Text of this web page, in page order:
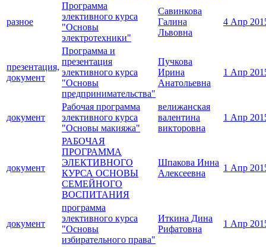
разное
Программа
элективного курса
"Основы
электротехники"
Савинкова
Галина
Львовна
4 Апр
презентация,
документ
Программа и
презентация
элективного курса
"Основы
предпринимательства"
Пучкова
Ирина
Анатольевна
1 Апр
документ
Рабочая программа
элективного курса
"Основы макияжа"
велижанская
валентина
викторовна
1 Апр
документ
РАБОЧАЯ
ПРОГРАММА
ЭЛЕКТИВНОГО
КУРСА ОСНОВЫ
СЕМЕЙНОГО
ВОСПИТАНИЯ
Шпакова Инна
Алексеевна
1 Апр
документ
программа
элективного курса
"Основы
избирательного права"
Иткина Дина
Рифатовна
1 Апр